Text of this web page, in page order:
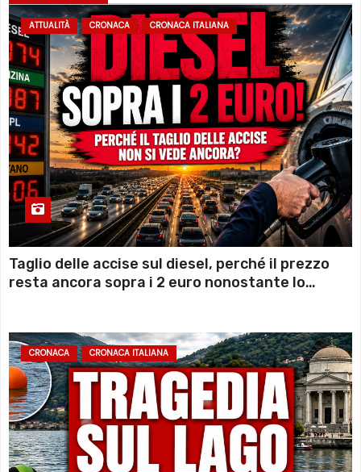
ATTUALITÀ CRONACA CRONACA ITALIANA
Taglio delle accise sul diesel, perché il prezzo
resta ancora sopra i 2 euro nonostante lo
CRONACA CRONACA ITALIANA